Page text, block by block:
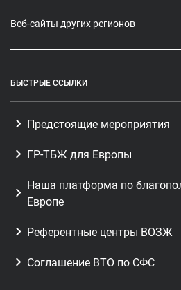
Веб-сайты других регионов
БЫСТРЫЕ ССЫЛКИ
Предстоящие мероприятия
ГР-ТБЖ для Европы
Наша платформа по
Европе
Референтные центры ВОЗЖ
Соглашение ВТО по СФС